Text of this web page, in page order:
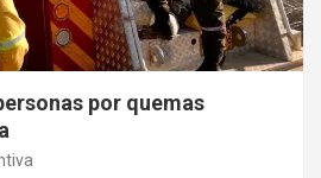
por quemas